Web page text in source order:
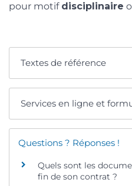
pour motif disciplinaire
Textes de référence
Services en ligne et
Questions ? Réponses !
Quels sont les
fin de son contrat ?